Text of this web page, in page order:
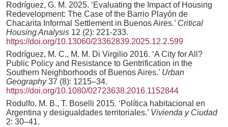
Rodríguez, G. M. 2025. ‘Evaluating the Impact of Housing
Redevelopment: The Case of the Barrio Playón de
Chacarita Informal Settlement in Buenos Aires.’ Critical
Housing Analysis 12 (2): 221-233.
https://doi.org/10.13060/23362839.2025.12.2.599
Rodríguez, M. C., M. M. Di Virgilio 2016. ‘A City for All?
Public Policy and Resistance to Gentrification in the
Southern Neighborhoods of Buenos Aires.’ Urban
Geography37 (8): 1215–34.
https://doi.org/10.1080/02723638.2016.1152844
Rodulfo, M. B., T. Boselli 2015. ‘Política habitacional en
Argentina y desigualdades territoriales.’ Vivienda y Ciudad
2: 30–41.